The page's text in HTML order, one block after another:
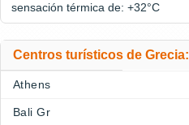
sensación térmica de: +32°C
Centros turísticos de Grecia:
Athens
Bali Gr